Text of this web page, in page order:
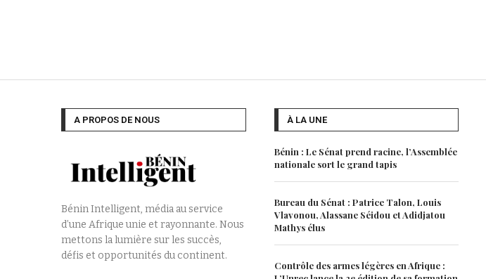
A PROPOS DE NOUS
Bénin Intelligent, média au service
d’une Afrique unie et rayonnante. Nous
mettons la lumière sur les succès,
défis et opportunités du continent.
À LA UNE
Bénin : Le Sénat prend racine, l’Assemblée
nationale sort le grand tapis
Bureau du Sénat : Patrice Talon, Louis
Vlavonou, Alassane Séidou et Adidjatou
Mathys élus
Contrôle des armes légères en Afrique :